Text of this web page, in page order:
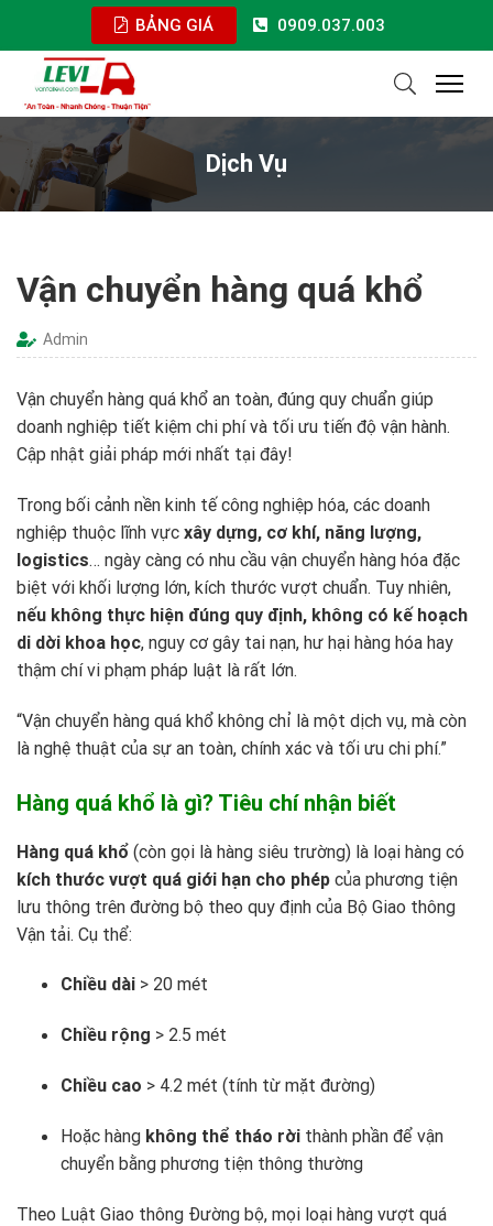
BẢNG GIÁ 0909.037.003
Dịch Vụ
Vận chuyển hàng quá khổ
Admin
Vận chuyển hàng quá khổ an toàn, đúng quy chuẩn giúp
doanh nghiệp tiết kiệm chi phí và tối ưu tiến độ vận hành.
Cập nhật giải pháp mới nhất tại đây!
Trong bối cảnh nền kinh tế công nghiệp hóa, các doanh
nghiệp thuộc lĩnh vực xây dựng, cơ khí, năng lượng,
logistics… ngày càng có nhu cầu vận chuyển hàng hóa đặc
biệt với khối lượng lớn, kích thước vượt chuẩn. Tuy nhiên,
nếu không thực hiện đúng quy định, không có kế hoạch
di dời khoa học, nguy cơ gây tai nạn, hư hại hàng hóa hay
thậm chí vi phạm pháp luật là rất lớn.
“Vận chuyển hàng quá khổ không chỉ là một dịch vụ, mà còn
là nghệ thuật của sự an toàn, chính xác và tối ưu chi phí.”
Hàng quá khổ là gì? Tiêu chí nhận biết
Hàng quá khổ (còn gọi là hàng siêu trường) là loại hàng có
kích thước vượt quá giới hạn cho phép của phương tiện
lưu thông trên đường bộ theo quy định của Bộ Giao thông
Vận tải. Cụ thể:
Chiều dài > 20 mét
Chiều rộng > 2.5 mét
Chiều cao > 4.2 mét (tính từ mặt đường)
Hoặc hàng không thể tháo rời thành phần để vận
chuyển bằng phương tiện thông thường
Theo Luật Giao thông Đường bộ, mọi loại hàng vượt quá